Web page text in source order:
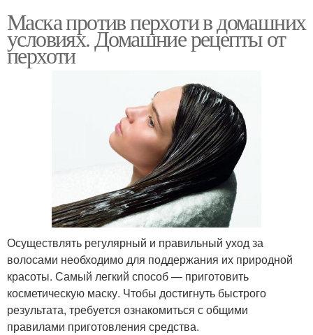
Маска против перхоти в домашних
условиях. Домашние рецепты от
перхоти
Осуществлять регулярный и правильный уход за
волосами необходимо для поддержания их природной
красоты. Самый легкий способ — приготовить
косметическую маску. Чтобы достигнуть быстрого
результата, требуется ознакомиться с общими
правилами приготовления средства.